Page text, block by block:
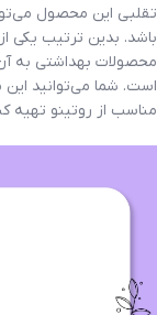
تقلبی این محصول
باشد. بدین ترتیب یکی
محصولات بهداشتی به
است. شما می‌توانید این
مناسب از روتینو تهیه